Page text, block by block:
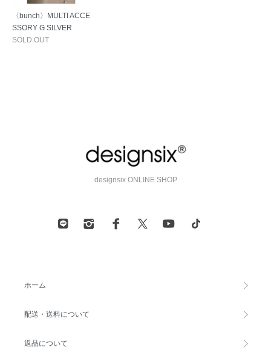
〈bunch〉MULTI ACCE
SSORY G SILVER
SOLD OUT
designsix ONLINE SHOP
ホーム
配送・送料について
返品について